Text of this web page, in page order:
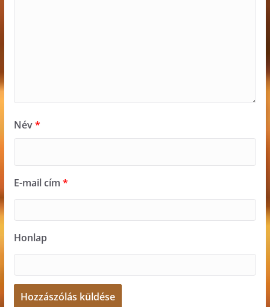
Név*
E-mail cím *
Honlap